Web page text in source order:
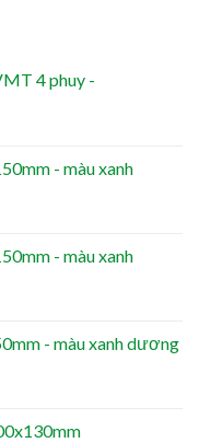
4 phuy -
- màu xanh
- màu xanh
- màu xanh dương